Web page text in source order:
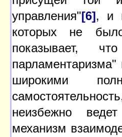
управления"[6], и
которых не
показывает,
парламентаризма"
широкими
неизбежно
механизм